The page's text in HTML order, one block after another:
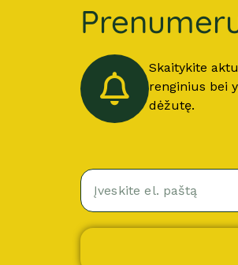
Skaitykite
renginius bei
dėžutę.